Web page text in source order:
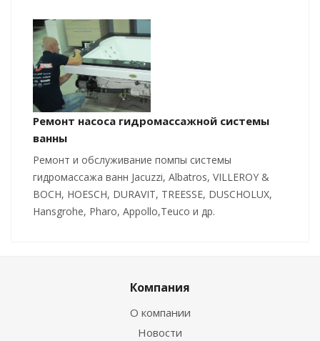
Ремонт насоса гидромассажной системы
ванны
Ремонт и обслуживание помпы системы
гидромассажа ванн Jacuzzi, Albatros, VILLEROY &
BOCH, HOESCH, DURAVIT, TREESSE, DUSCHOLUX,
Hansgrohe, Pharo, Appollo,Teuco и др.
Компания
О компании
Новости